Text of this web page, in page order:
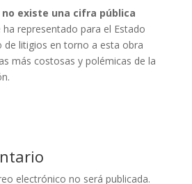
no existe una cifra pública
representado para el Estado
de litigios en torno a esta obra
más costosas y polémicas de la
electrónico no será publicada.